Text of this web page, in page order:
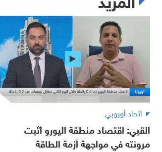
اتحاد أوروبي
القبي: اقتصاد منطقة اليورو أثبت
مرونته في مواجهة أزمة الطاقة